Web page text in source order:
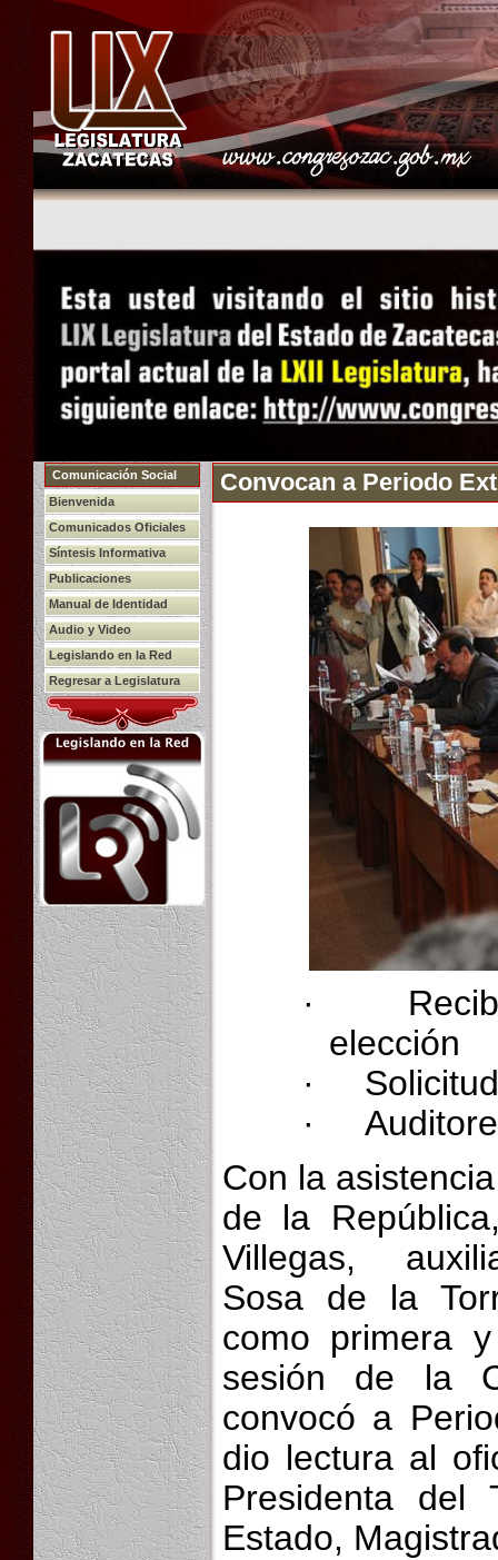
Comunicación Social
Bienvenida
Comunicados Oficiales
Síntesis Informativa
Publicaciones
Manual de Identidad
Audio y Video
Legislando en la Red
Regresar a Legislatura
Convocan a Periodo
·
elección
·
·
Con la
de la
Villegas,
Sosa de la
como primera
sesión de la
convocó a
dio lectura al
Presidenta del
Estado,